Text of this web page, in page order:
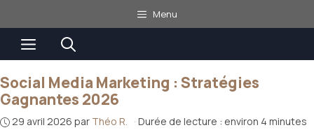
au
contenu
Menu
Menu
Social Media Marketing : Stratégies
Gagnantes 2026
29 avril 2026 par Théo R. · Durée de lecture : environ 4 minutes